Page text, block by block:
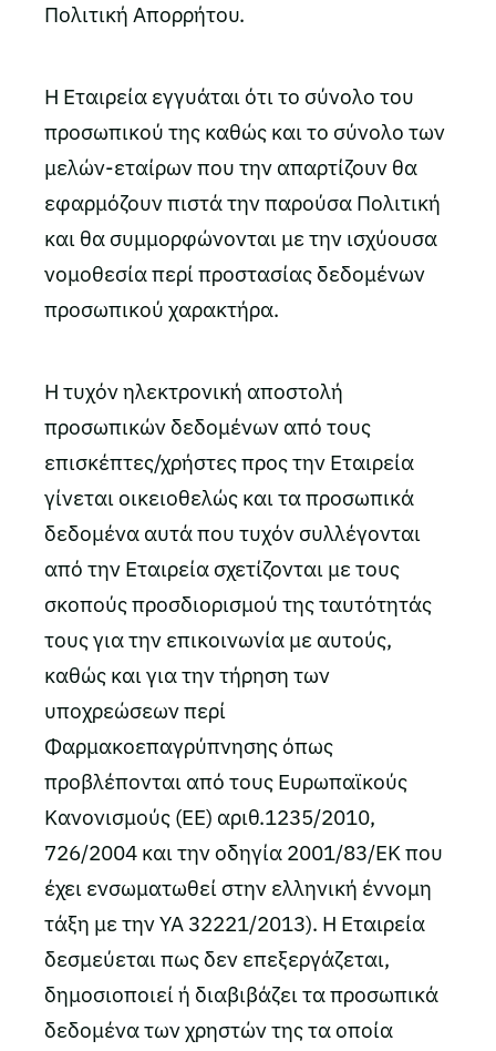
Πολιτική Απορρήτου.
Η Εταιρεία εγγυάται ότι το σύνολο του
προσωπικού της καθώς και το σύνολο των
μελών-εταίρων που την απαρτίζουν θα
εφαρμόζουν πιστά την παρούσα Πολιτική
και θα συμμορφώνονται με την ισχύουσα
νομοθεσία περί προστασίας δεδομένων
προσωπικού χαρακτήρα.
Η τυχόν ηλεκτρονική αποστολή
προσωπικών δεδομένων από τους
επισκέπτες/χρήστες προς την Εταιρεία
γίνεται οικειοθελώς και τα προσωπικά
δεδομένα αυτά που τυχόν συλλέγονται
από την Εταιρεία σχετίζονται με τους
σκοπούς προσδιορισμού της ταυτότητάς
τους για την επικοινωνία με αυτούς,
καθώς και για την τήρηση των
υποχρεώσεων περί
Φαρμακοεπαγρύπνησης όπως
προβλέπονται από τους Ευρωπαϊκούς
Κανονισμούς (ΕΕ) αριθ.1235/2010,
726/2004 και την οδηγία 2001/83/ΕΚ που
έχει ενσωματωθεί στην ελληνική έννομη
τάξη με την ΥΑ 32221/2013). Η Εταιρεία
δεσμεύεται πως δεν επεξεργάζεται,
δημοσιοποιεί ή διαβιβάζει τα προσωπικά
δεδομένα των χρηστών της τα οποία